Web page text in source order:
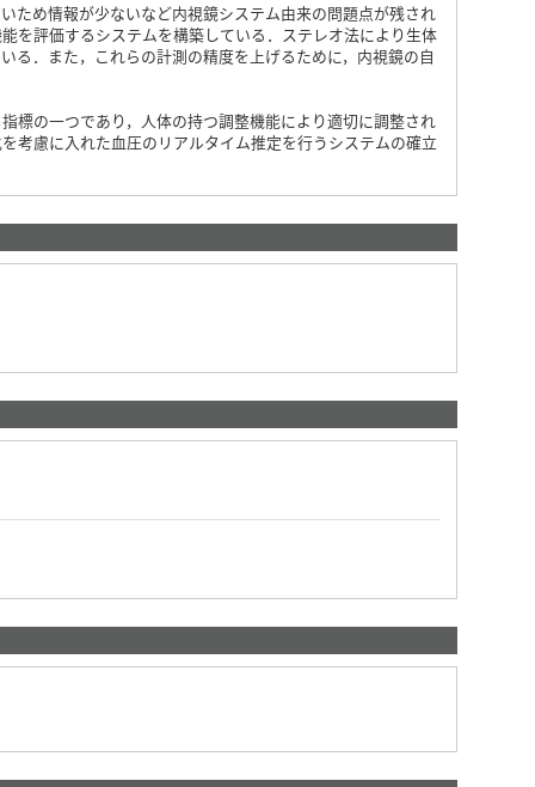
ため情報が少ないなど内視鏡システム由来の問題点が残され
を評価するシステムを構築している．ステレオ法により生体
る．また，これらの計測の精度を上げるために，内視鏡の自
標の一つであり，人体の持つ調整機能により適切に調整され
考慮に入れた血圧のリアルタイム推定を行うシステムの確立